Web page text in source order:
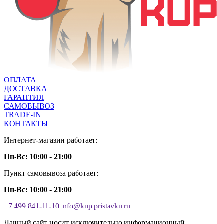
ОПЛАТА
ДОСТАВКА
ГАРАНТИЯ
САМОВЫВОЗ
TRADE-IN
КОНТАКТЫ
Интернет-магазин работает:
Пн-Вс: 10:00 - 21:00
Пункт самовывоза работает:
Пн-Вс: 10:00 - 21:00
+7 499 841-11-10 info@kupipristavku.ru